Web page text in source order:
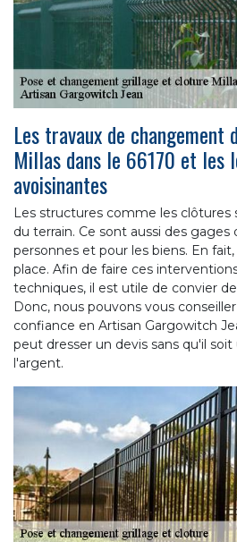
Les travaux de changement
Millas dans le 66170 et les
avoisinantes
Les structures comme les
du terrain. Ce sont aussi des
personnes et pour les biens. En
place. Afin de faire ces
techniques, il est utile de convier
Donc, nous pouvons vous
confiance en Artisan Gargowitch
peut dresser un devis sans qu'il
l'argent.